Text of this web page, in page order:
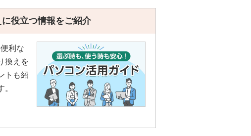
役立つ情報をご紹介
利な
換えを
トも紹